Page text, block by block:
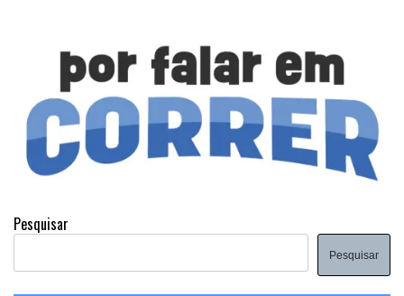
Pesquisar
Pesquisar